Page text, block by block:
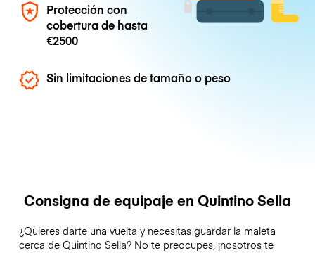
Protección con
cobertura de hasta
€2500
Sin limitaciones de tamaño o peso
Consigna de equipaje en Quintino Sella
¿Quieres darte una vuelta y necesitas guardar la maleta
cerca de Quintino Sella? No te preocupes, ¡nosotros te